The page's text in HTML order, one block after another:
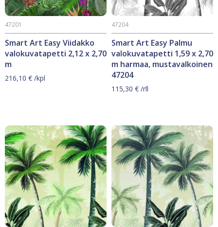
Smart Art Easy Viidakko
valokuvatapetti 2,12 x 2,70
m
47201
216,10 € /kpl
Smart Art Easy Palmu
valokuvatapetti 1,59 x 2,70
m harmaa, mustavalkoinen
47204
47204
115,30 € /rll